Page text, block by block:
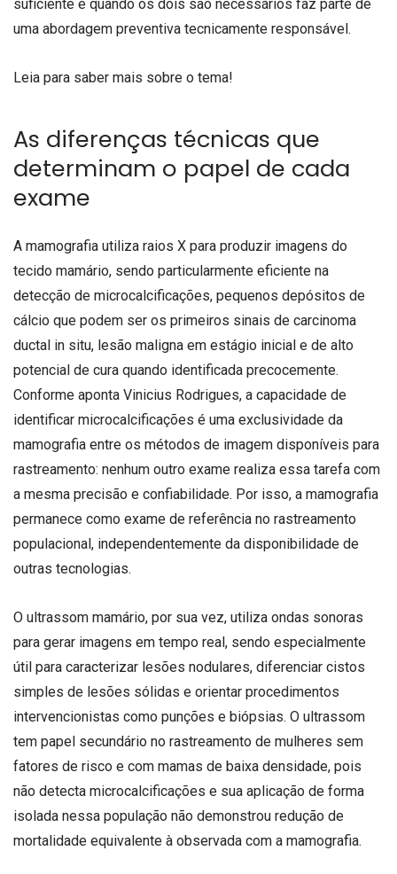
suficiente e quando os dois são necessários faz parte de
uma abordagem preventiva tecnicamente responsável.
Leia para saber mais sobre o tema!
As diferenças técnicas que
determinam o papel de cada
exame
A mamografia utiliza raios X para produzir imagens do
tecido mamário, sendo particularmente eficiente na
detecção de microcalcificações, pequenos depósitos de
cálcio que podem ser os primeiros sinais de carcinoma
ductal in situ, lesão maligna em estágio inicial e de alto
potencial de cura quando identificada precocemente.
Conforme aponta Vinicius Rodrigues, a capacidade de
identificar microcalcificações é uma exclusividade da
mamografia entre os métodos de imagem disponíveis para
rastreamento: nenhum outro exame realiza essa tarefa com
a mesma precisão e confiabilidade. Por isso, a mamografia
permanece como exame de referência no rastreamento
populacional, independentemente da disponibilidade de
outras tecnologias.
O ultrassom mamário, por sua vez, utiliza ondas sonoras
para gerar imagens em tempo real, sendo especialmente
útil para caracterizar lesões nodulares, diferenciar cistos
simples de lesões sólidas e orientar procedimentos
intervencionistas como punções e biópsias. O ultrassom
tem papel secundário no rastreamento de mulheres sem
fatores de risco e com mamas de baixa densidade, pois
não detecta microcalcificações e sua aplicação de forma
isolada nessa população não demonstrou redução de
mortalidade equivalente à observada com a mamografia.